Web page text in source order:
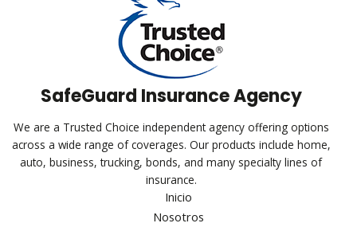
SafeGuard Insurance Agency
We are a Trusted Choice independent agency offering options
across a wide range of coverages. Our products include home,
auto, business, trucking, bonds, and many specialty lines of
insurance.
Inicio
Nosotros